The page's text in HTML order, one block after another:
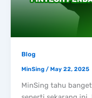
Blog
MinSing/May 22, 2025
MinSing tahu